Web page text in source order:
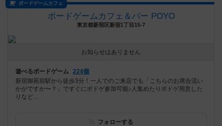
ボードゲームカフェ
ボードゲームカフェ＆バー POYO
東京都新宿区新宿1丁目15-7
お知らせはありません
遊べるボードゲーム 224個
新宿御苑前駅から徒歩3分！一人でのご来店でも「こちらのお席合流い
かがですか〜？」ですぐにボドゲ参加可能♪人集めたりボドゲ用意した
りなど...
フォローする